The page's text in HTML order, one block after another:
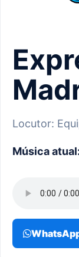
Locutor:
Música atual: